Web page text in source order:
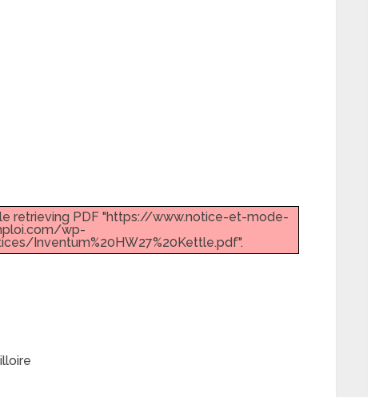
retrieving PDF "https://www.notice-et-mode-
wp-
Inventum%20HW27%20Kettle.pdf".